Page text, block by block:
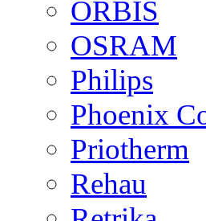
ORBIS
OSRAM
Philips
Phoenix
Priotherm
Rehau